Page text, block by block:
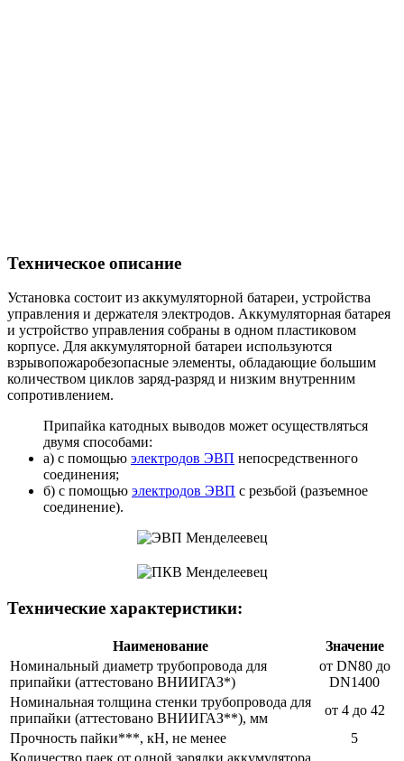
Техническое описание
Установка состоит из аккумуляторной батареи, устройства
управления и держателя электродов. Аккумуляторная батарея
и устройство управления собраны в одном пластиковом
корпусе. Для аккумуляторной батареи используются
взрывопожаробезопасные элементы, обладающие большим
количеством циклов заряд-разряд и низким внутренним
сопротивлением.
Припайка катодных выводов может осуществляться
двумя способами:
а) с помощью электродов ЭВП непосредственного
соединения;
б) с помощью электродов ЭВП с резьбой (разъемное
соединение).
Технические характеристики:
Наименование
Значение
Номинальный диаметр трубопровода для
припайки (аттестовано ВНИИГАЗ*)
от DN80 до
DN1400
Номинальная толщина стенки трубопровода для
припайки (аттестовано ВНИИГАЗ**), мм
от 4 до 42
Прочность пайки***, кН, не менее
5
Количество паек от одной зарядки аккумулятора